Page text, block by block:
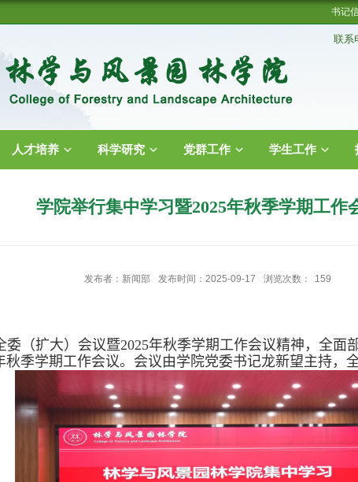
书记
联系
人才培养 科学研究 党群工作 学生工作
学院举行集中学习暨2025年秋季学期工作
发布者：新闻部 发布时间：2025-09-17 浏览次数： 159
委（扩大）会议暨2025年秋季学期工作会议精神，全面
秋季学期工作会议。会议由学院党委书记龙新望主持，